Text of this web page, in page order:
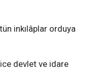
inkılâplar orduya
devlet ve idare